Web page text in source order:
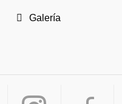
Galería